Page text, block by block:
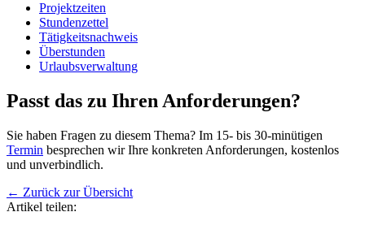
Projektzeiten
Stundenzettel
Tätigkeitsnachweis
Überstunden
Urlaubsverwaltung
Passt das zu Ihren Anforderungen?
Sie haben Fragen zu diesem Thema? Im 15- bis 30-minütigen
Termin besprechen wir Ihre konkreten Anforderungen, kostenlos
und unverbindlich.
← Zurück zur Übersicht
Artikel teilen: